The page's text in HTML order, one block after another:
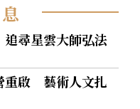
息
尋星雲大師弘法
重啟 藝術人文扎